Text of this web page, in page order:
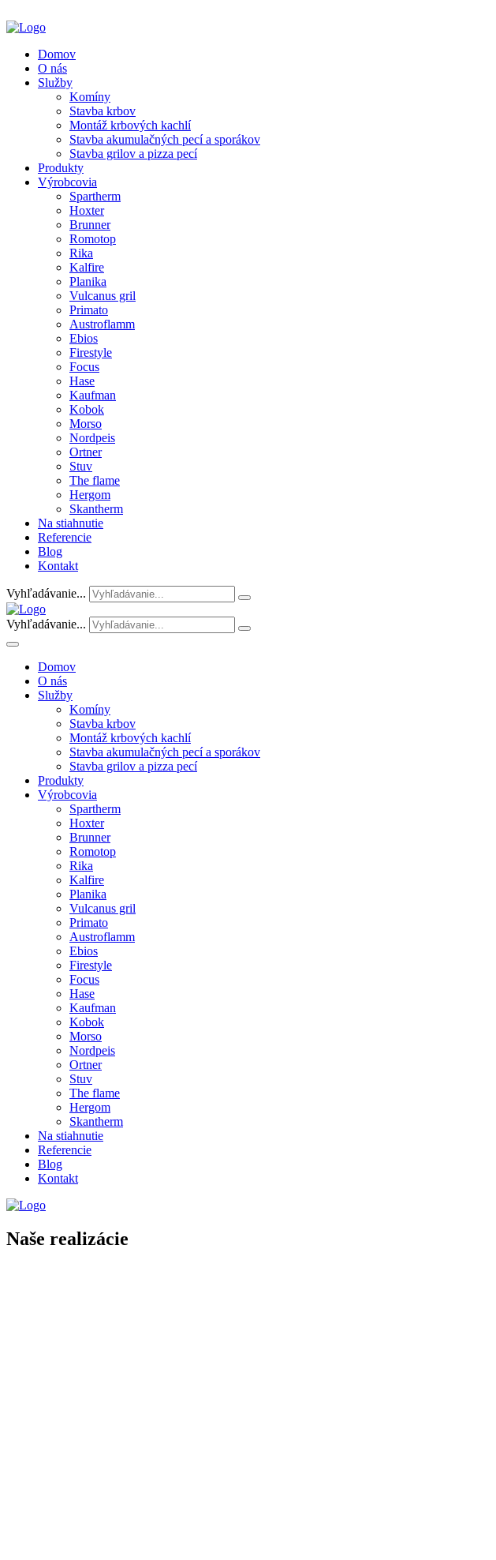
Domov
O nás
Služby
Komíny
Stavba krbov
Montáž krbových kachlí
Stavba akumulačných pecí a sporákov
Stavba grilov a pizza pecí
Produkty
Výrobcovia
Spartherm
Hoxter
Brunner
Romotop
Rika
Kalfire
Planika
Vulcanus gril
Primato
Austroflamm
Ebios
Firestyle
Focus
Hase
Kaufman
Kobok
Morso
Nordpeis
Ortner
Stuv
The flame
Hergom
Skantherm
Na stiahnutie
Referencie
Blog
Kontakt
Vyhľadávanie...
Vyhľadávanie...
Domov
O nás
Služby
Komíny
Stavba krbov
Montáž krbových kachlí
Stavba akumulačných pecí a sporákov
Stavba grilov a pizza pecí
Produkty
Výrobcovia
Spartherm
Hoxter
Brunner
Romotop
Rika
Kalfire
Planika
Vulcanus gril
Primato
Austroflamm
Ebios
Firestyle
Focus
Hase
Kaufman
Kobok
Morso
Nordpeis
Ortner
Stuv
The flame
Hergom
Skantherm
Na stiahnutie
Referencie
Blog
Kontakt
Naše realizácie